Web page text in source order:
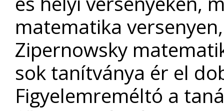
matematika
Zipernowsky
sok tanítványa ér el
Figyelemreméltó a